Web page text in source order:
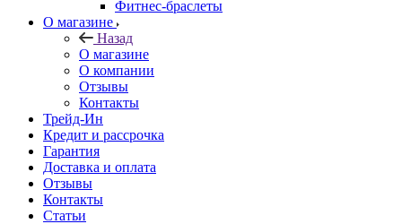
Фитнес-браслеты
О магазине
Назад
О магазине
О компании
Отзывы
Контакты
Трейд-Ин
Кредит и рассрочка
Гарантия
Доставка и оплата
Отзывы
Контакты
Статьи